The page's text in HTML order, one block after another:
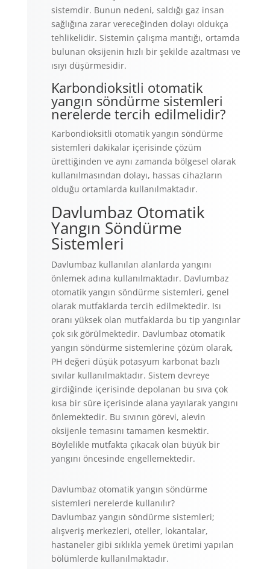
sistemdir. Bunun nedeni, saldığı gaz insan
sağlığına zarar vereceğinden dolayı oldukça
tehlikelidir. Sistemin çalışma mantığı, ortamda
bulunan oksijenin hızlı bir şekilde azaltması ve
ısıyı düşürmesidir.
Karbondioksitli otomatik
yangın söndürme sistemleri
nerelerde tercih edilmelidir?
Karbondioksitli otomatik yangın söndürme
sistemleri dakikalar içerisinde çözüm
ürettiğinden ve aynı zamanda bölgesel olarak
kullanılmasından dolayı, hassas cihazların
olduğu ortamlarda kullanılmaktadır.
Davlumbaz Otomatik
Yangın Söndürme
Sistemleri
Davlumbaz kullanılan alanlarda yangını
önlemek adına kullanılmaktadır. Davlumbaz
otomatik yangın söndürme sistemleri, genel
olarak mutfaklarda tercih edilmektedir. Isı
oranı yüksek olan mutfaklarda bu tip yangınlar
çok sık görülmektedir. Davlumbaz otomatik
yangın söndürme sistemlerine çözüm olarak,
PH değeri düşük potasyum karbonat bazlı
sıvılar kullanılmaktadır. Sistem devreye
girdiğinde içerisinde depolanan bu sıva çok
kısa bir süre içerisinde alana yayılarak yangını
önlemektedir. Bu sıvının görevi, alevin
oksijenle temasını tamamen kesmektir.
Böylelikle mutfakta çıkacak olan büyük bir
yangını öncesinde engellemektedir.
Davlumbaz otomatik yangın söndürme
sistemleri nerelerde kullanılır?
Davlumbaz yangın söndürme sistemleri;
alışveriş merkezleri, oteller, lokantalar,
hastaneler gibi sıklıkla yemek üretimi yapılan
bölümlerde kullanılmaktadır.